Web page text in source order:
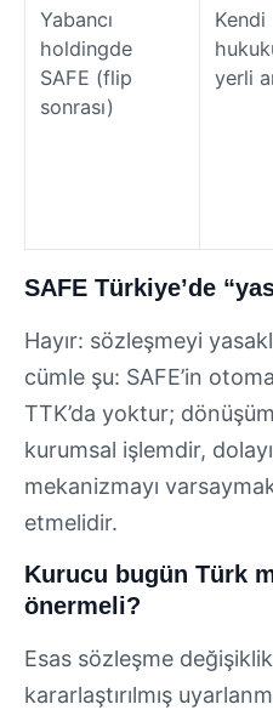
Yabancı
holdingde
SAFE (flip
sonrası)
Kendi
yerli
SAFE Türkiye’de
Hayır: sözleşmeyi
cümle şu: SAFE’in
TTK’da yoktur;
kurumsal işlemdir,
mekanizmayı
etmelidir.
Kurucu bugün Türk
önermeli?
Esas sözleşme
kararlaştırılmış